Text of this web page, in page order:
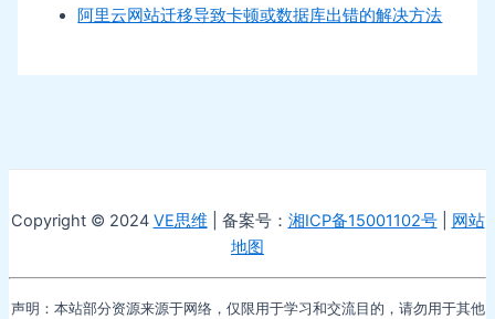
阿里云网站迁移导致卡顿或数据库出错的解决方法
Copyright © 2024 VE思维 | 备案号： 湘ICP备15001102号| 网站
地图
声明：本站部分资源来源于网络，仅限用于学习和交流目的，请勿用于其他